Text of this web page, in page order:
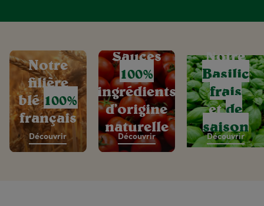
Notre
filière
blé100%
français
Découvrir
Sauces
100%
ingrédients
d’origine
naturelle
Découvrir
Notre
Basilic
frais
etde
saison
Découvrir